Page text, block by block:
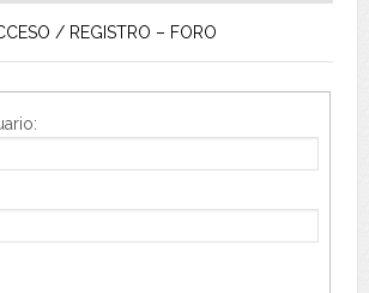
/ REGISTRO – FORO